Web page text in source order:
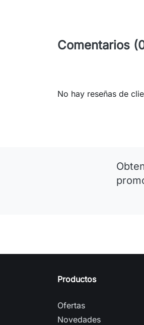
Comentarios
No hay reseñas de
Productos
Ofertas
Novedades